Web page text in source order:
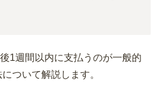
1週間以内に支払うのが一般的
ついて解説します。